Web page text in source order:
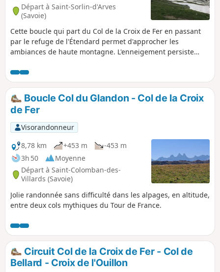
Départ à Saint-Sorlin-d'Arves
(Savoie)
Cette boucle qui part du Col de la Croix de Fer en passant
par le refuge de l'Étendard permet d'approcher les
ambiances de haute montagne. L'enneigement persiste
idéalement fin Août ou Septembre. Cette randonnée peut-
être facile en été ou difficile lorsque elle est enneigée (Hiver
ou printemps). Je l'ai faite alors qu'elle était très enneigée
c'est pourquoi je la considère comme plutôt difficile.
Boucle Col du Glandon - Col de la Croix
de Fer
Visorandonneur
8,78 km
+453 m
-453 m
3h 50
Moyenne
Départ à Saint-Colomban-des-
Villards (Savoie)
Jolie randonnée sans difficulté dans les alpages, en altitude,
entre deux cols mythiques du Tour de France.
Circuit Col de la Croix de Fer - Col de
Bellard - Croix de l'Ouillon